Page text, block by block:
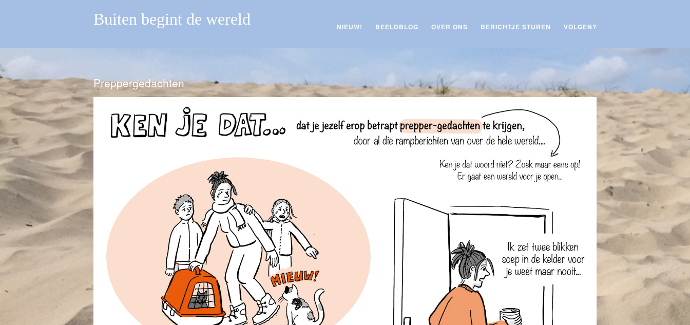
Buiten begint de wereld NIEUW! BEELDBLOG OVER ONS BERICHTJE STUREN VOLGEN?
Preppergedachten